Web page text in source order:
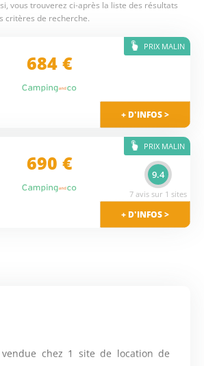
vous trouverez ci-après la liste des résultats
critères de recherche.
★★★684 €
PRIX MALIN
+ D'INFOS >
690 €
PRIX MALIN
+ D'INFOS >
9.4
7 avis sur 1 sites
chez 1 site de location de